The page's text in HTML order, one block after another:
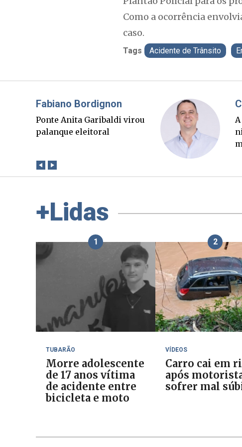
Como a ocorrência
caso.
Tags Acidente de Trânsito
Misael Elias
O Boato corre mais rápido
que a verdade. Mas quem
+Lidas
1
TUBARÃO
Morre adolescente
de 17 anos vítima
de acidente entre
bicicleta e moto
2
VÍDEOS
Carro cai em
após
sofrer mal